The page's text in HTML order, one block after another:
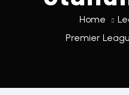
Home
Premier